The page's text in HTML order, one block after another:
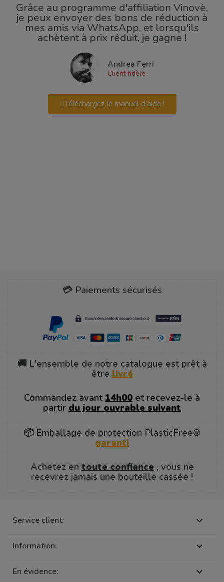
Grâce au programme d'affiliation Vinovè,
je peux envoyer des bons de réduction à
mes amis via WhatsApp, et lorsqu'ils
achètent à prix réduit, je gagne !
Andrea Ferri
Client fidèle
Téléchargez le manuel d'aide !
💳 Paiements sécurisés
🚚 L'ensemble de notre catalogue est prêt à
être livré
Commandez avant 14h00 et recevez-le à
partir du jour ouvrable suivant
📦 Emballage de protection PlasticFree®
garanti
Achetez en toute confiance , vous ne
recevrez jamais une bouteille cassée !
Service client: 
Information: 
En évidence: 